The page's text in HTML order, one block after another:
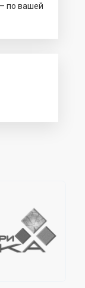
по вашей